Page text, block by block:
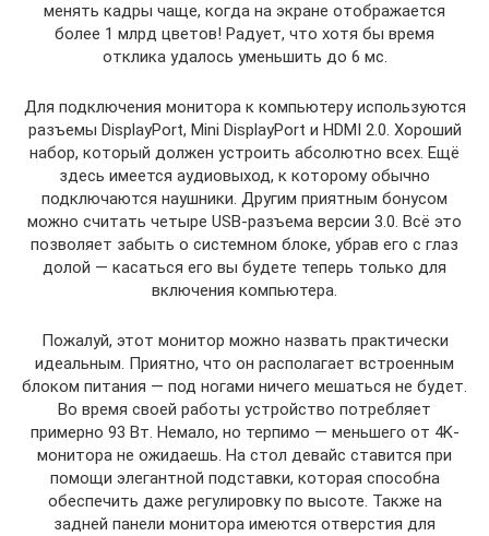
менять кадры чаще, когда на экране отображается
более 1 млрд цветов! Радует, что хотя бы время
отклика удалось уменьшить до 6 мс.
Для подключения монитора к компьютеру используются
разъемы DisplayPort, Mini DisplayPort и HDMI 2.0. Хороший
набор, который должен устроить абсолютно всех. Ещё
здесь имеется аудиовыход, к которому обычно
подключаются наушники. Другим приятным бонусом
можно считать четыре USB-разъема версии 3.0. Всё это
позволяет забыть о системном блоке, убрав его с глаз
долой — касаться его вы будете теперь только для
включения компьютера.
Пожалуй, этот монитор можно назвать практически
идеальным. Приятно, что он располагает встроенным
блоком питания — под ногами ничего мешаться не будет.
Во время своей работы устройство потребляет
примерно 93 Вт. Немало, но терпимо — меньшего от 4K-
монитора не ожидаешь. На стол девайс ставится при
помощи элегантной подставки, которая способна
обеспечить даже регулировку по высоте. Также на
задней панели монитора имеются отверстия для